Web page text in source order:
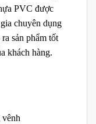
PVC được
chuyên dụng
sản phẩm tốt
khách hàng.